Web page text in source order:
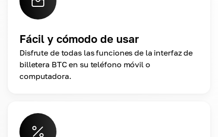
Fácil y cómodo de usar
Disfrute de todas las funciones de la interfaz de
billetera BTC en su teléfono móvil o
computadora.